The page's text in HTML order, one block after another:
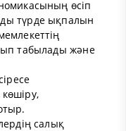
өсіп
түрде ықпалын
табылады және
салық